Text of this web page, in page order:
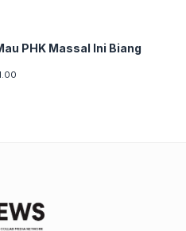
PHK Massal Ini Biang